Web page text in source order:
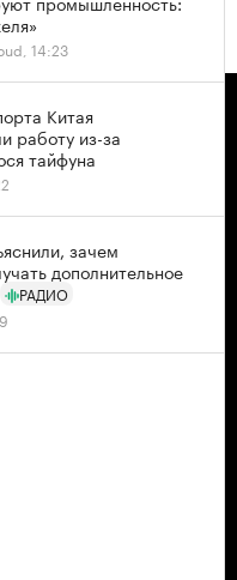
14:23
Китая
работу из-за
тайфуна
зачем
дополнительное
РАДИО